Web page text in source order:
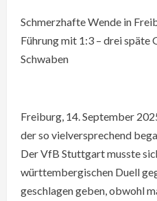
Schmerzhafte Wende in
Führung mit 1:3 – drei späte
Schwaben
Freiburg, 14. September
der so vielversprechend
Der VfB Stuttgart musste
württembergischen Duell
geschlagen geben, obwohl